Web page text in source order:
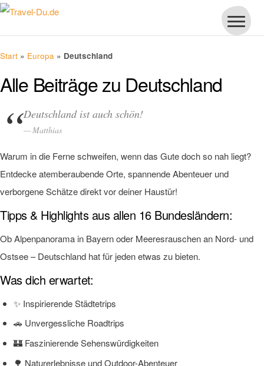
Start » Europa » Deutschland
Alle Beiträge zu Deutschland
Deutschland ist auch schön!
Matthias
Warum in die Ferne schweifen, wenn das Gute doch so nah liegt?
Entdecke atemberaubende Orte, spannende Abenteuer und
verborgene Schätze direkt vor deiner Haustür!
Tipps & Highlights aus allen 16 Bundesländern:
Ob Alpenpanorama in Bayern oder Meeresrauschen an Nord- und
Ostsee – Deutschland hat für jeden etwas zu bieten.
Was dich erwartet:
✨ Inspirierende Städtetrips
🚗 Unvergessliche Roadtrips
🏰 Faszinierende Sehenswürdigkeiten
🌳 Naturerlebnisse und Outdoor-Abenteuer